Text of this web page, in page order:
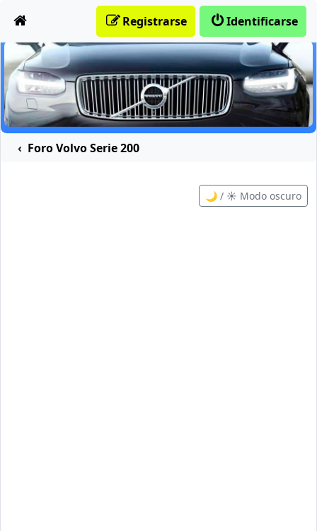
Identificarse
Registrarse
Foro Volvo Serie 200
🌙 / ☀️ Modo oscuro